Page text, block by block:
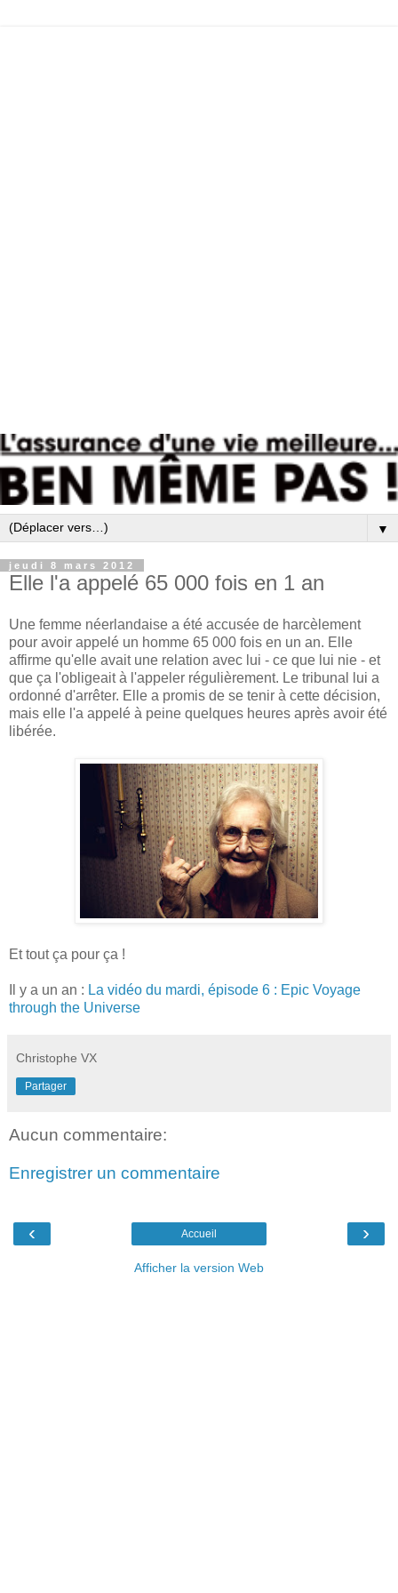
▼
jeudi 8 mars 2012
Elle l'a appelé 65 000 fois en 1 an
Une femme néerlandaise a été accusée de harcèlement
pour avoir appelé un homme 65 000 fois en un an. Elle
affirme qu'elle avait une relation avec lui - ce que lui nie - et
que ça l'obligeait à l'appeler régulièrement. Le tribunal lui a
ordonné d'arrêter. Elle a promis de se tenir à cette décision,
mais elle l'a appelé à peine quelques heures après avoir été
libérée.
Et tout ça pour ça !
Il y a un an : La vidéo du mardi, épisode 6 : Epic Voyage
through the Universe
Christophe VX
Partager
Aucun commentaire:
Enregistrer un commentaire
‹ ›
Accueil
Afficher la version Web